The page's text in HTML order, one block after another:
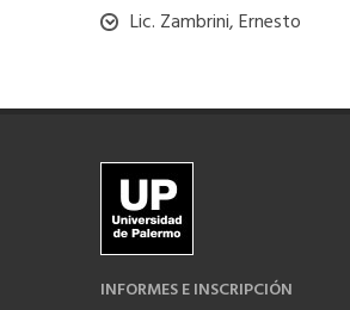
Lic. Zambrini, Ernesto
INFORMES E INSCRIPCIÓN